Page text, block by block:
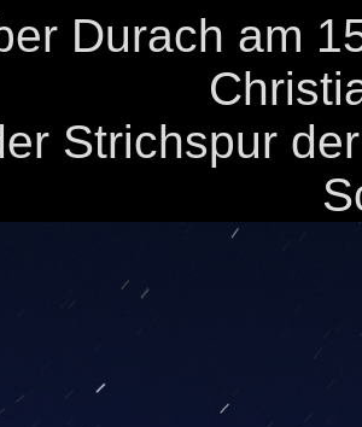
Durach am
Strichspur